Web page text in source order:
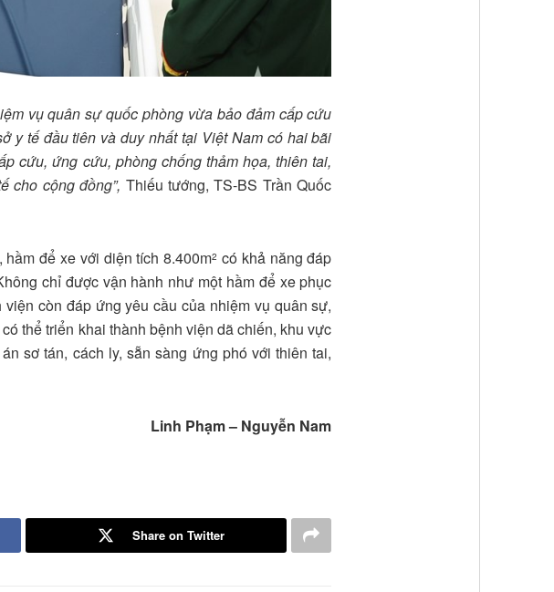
vụ quân sự quốc phòng vừa bảo đảm cấp cứu
y tế đầu tiên và duy nhất tại Việt Nam có hai bãi
cứu, ứng cứu, phòng chống thảm họa, thiên tai,
cho cộng đồng”, Thiếu tướng, TS-BS Trần Quốc
để xe với diện tích 8.400m2 có khả năng đáp
chỉ được vận hành như một hầm để xe phục
còn đáp ứng yêu cầu của nhiệm vụ quân sự,
thể triển khai thành bệnh viện dã chiến, khu vực
sơ tán, cách ly, sẵn sàng ứng phó với thiên tai,
Linh Phạm – Nguyễn Nam
Share on Twitter